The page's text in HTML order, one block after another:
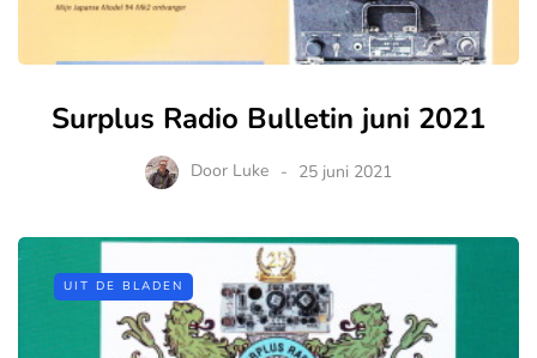
Surplus Radio Bulletin juni 2021
Door Luke 25 juni 2021
UIT DE BLADEN